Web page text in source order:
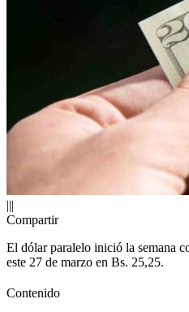
|||
Compartir
El dólar paralelo inició la semana
este 27 de marzo en Bs. 25,25.
Contenido